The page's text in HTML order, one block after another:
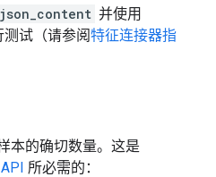
并使用
测试（请参阅特征连接器指
本的确切数量。这是
所必需的：